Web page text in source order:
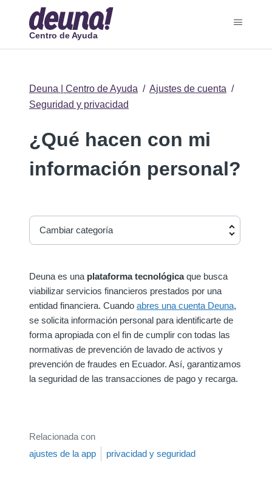
Centro de Ayuda
Deuna | Centro de Ayuda
Ajustes de cuenta
Seguridad y privacidad
¿Qué hacen con mi
información personal?
Cambiar categoría
Deuna es una plataforma tecnológicaque busca
viabilizar servicios financieros prestados por una
entidad financiera. Cuando abres una cuenta Deuna,
se solicita información personal para identificarte de
forma apropiada con el fin de cumplir con todas las
normativas de prevención de lavado de activos y
prevención de fraudes en Ecuador. Así, garantizamos
la seguridad de las transacciones de pago y recarga.
Relacionada con
ajustes de la app
privacidad y seguridad